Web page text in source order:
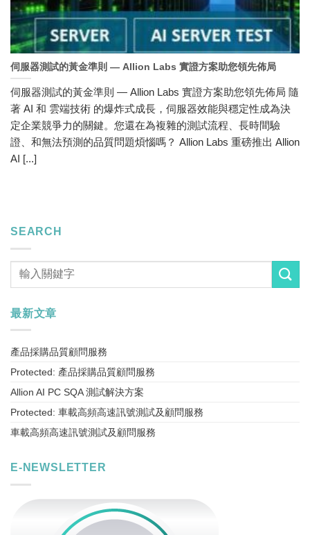
伺服器測試的黃金準則 — Allion Labs 實證方案助您領先佈局
伺服器測試的黃金準則 — Allion Labs 實證方案助您領先佈局 隨
著 AI 和 雲端技術 的爆炸式成長，伺服器效能與穩定性成為決
定企業競爭力的關鍵。您還在為複雜的測試流程、長時間驗
證、和無法預測的品質問題煩惱嗎？ Allion Labs 重磅推出 Allion
AI [...]
SEARCH
最新文章
產品採購品質顧問服務
Protected: 產品採購品質顧問服務
Allion AI PC SQA 測試解決方案
Protected: 車載高頻高速訊號測試及顧問服務
車載高頻高速訊號測試及顧問服務
E-NEWSLETTER